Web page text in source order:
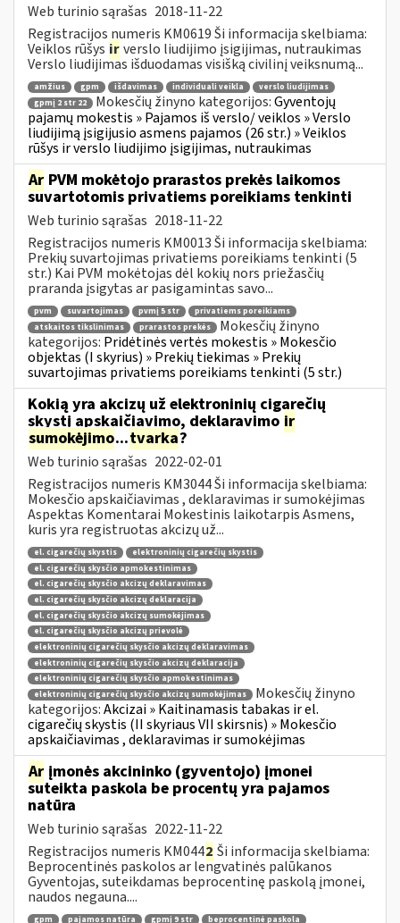
Web turinio sąrašas 2018-11-22
Registracijos numeris KM0619 Ši informacija skelbiama:
Veiklos rūšys irverslo liudijimo įsigijimas, nutraukimas
Verslo liudijimas išduodamas visišką civilinį veiksnumą...
amžius gpm išdavimas individuali veikla
verslo liudijimas
gpmį 2 str 22
Mokesčių žinyno kategorijos:Gyventojų
pajamų mokestis » Pajamos iš verslo/ veiklos » Verslo
liudijimą įsigijusio asmens pajamos (26 str.) » Veiklos
rūšys ir verslo liudijimo įsigijimas, nutraukimas
Ar PVM mokėtojo prarastos prekės laikomos
suvartotomis privatiems poreikiams tenkinti
Web turinio sąrašas 2018-11-22
Registracijos numeris KM0013 Ši informacija skelbiama:
Prekių suvartojimas privatiems poreikiams tenkinti (5
str.) Kai PVM mokėtojas dėl kokių nors priežasčių
praranda įsigytas ar pasigamintas savo...
pvm suvartojimas pvmį 5 str
privatiems poreikiams
atskaitos tikslinimas
prarastos prekės
Mokesčių žinyno
kategorijos: Pridėtinės vertės mokestis » Mokesčio
objektas (I skyrius) » Prekių tiekimas » Prekių
suvartojimas privatiems poreikiams tenkinti (5 str.)
Kokią yra akcizų už elektroninių cigarečių
skystį apskaičiavimo, deklaravimo ir
sumokėjimo...tvarka?
Web turinio sąrašas 2022-02-01
Registracijos numeris KM3044 Ši informacija skelbiama:
Mokesčio apskaičiavimas , deklaravimas ir sumokėjimas
Aspektas Komentarai Mokestinis laikotarpis Asmens,
kuris yra registruotas akcizų už...
el. cigarečių skystis
elektroninių cigarečių skystis
el. cigarečių skysčio apmokestinimas
el. cigarečių skysčio akcizų deklaravimas
el. cigarečių skysčio akcizų deklaracija
el. cigarečių skysčio akcizų sumokėjimas
el. cigarečių skysčio akcizų prievolė
elektroninių cigarečių skysčio akcizų deklaravimas
elektroninių cigarečių skysčio akcizų deklaracija
elektroninių cigarečių skysčio apmokestinimas
elektroninių cigarečių skysčio akcizų sumokėjimas
Mokesčių žinyno
kategorijos:Akcizai » Kaitinamasis tabakas ir el.
cigarečių skystis (II skyriaus VII skirsnis) » Mokesčio
apskaičiavimas , deklaravimas ir sumokėjimas
Ar įmonės akcininko (gyventojo) įmonei
suteikta paskola be procentų yra pajamos
natūra
Web turinio sąrašas 2022-11-22
Registracijos numeris KM0442 Ši informacija skelbiama:
Beprocentinės paskolos ar lengvatinės palūkanos
Gyventojas, suteikdamas beprocentinę paskolą įmonei,
naudos negauna....
gpm pajamos natūra gpmį 9 str beprocentinė paskola